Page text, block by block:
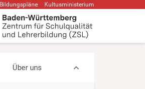
Bildungspläne Kultusministerium
Über uns